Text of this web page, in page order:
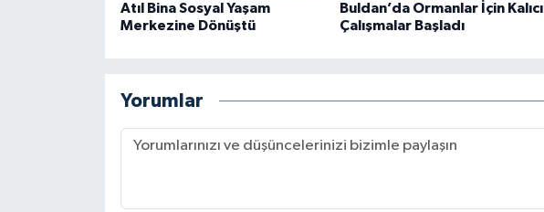
Atıl Bina Sosyal Yaşam
Merkezine Dönüştü
Buldan’da Ormanlar İçin Kalıcı
Çalışmalar Başladı
Yorumlar